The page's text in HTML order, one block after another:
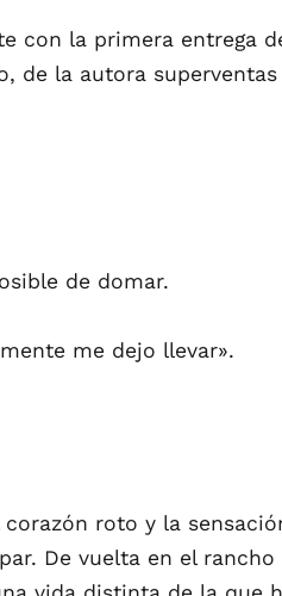
con la primera entrega
la autora superventas
de domar.
me dejo llevar».
corazón roto y la
De vuelta en el